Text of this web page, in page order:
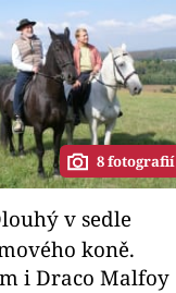
8 fotografií
koně.
i Draco Malfoy